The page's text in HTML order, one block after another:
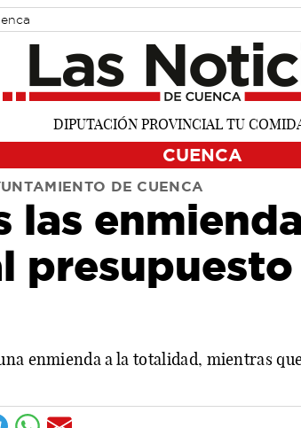
CUENCA
DE CUENCA
las
enmienda a la totalidad, mientras